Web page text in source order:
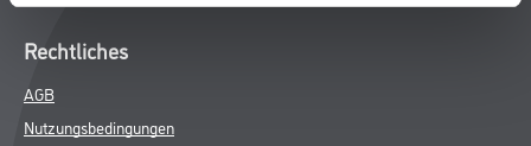
Rechtliches
AGB
Nutzungsbedingungen